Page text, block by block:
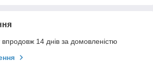
14 днів за домовленістю